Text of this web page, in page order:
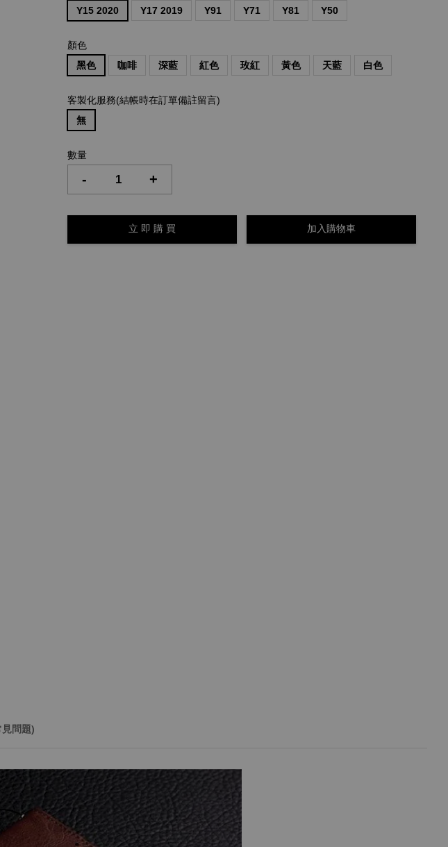
Y15 2020
Y17 2019 Y91 Y71 Y81 Y50
顏色
黑色
咖啡 深藍 紅色 玫紅 黃色 天藍 白色
客製化服務(結帳時在訂單備註留言)
無
數量
- +
立 即 購 買 加入購物車
見問題)